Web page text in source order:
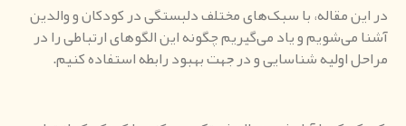
در این مقاله، با سبک‌های مختلف دلبستگی در کودکان و والدین
آشنا می‌شویم و یاد می‌گیریم چگونه این الگوهای ارتباطی را در
مراحل اولیه شناسایی و در جهت بهبود رابطه استفاده کنیم.